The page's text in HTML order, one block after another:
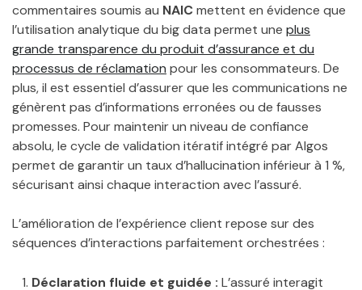
commentaires soumis au NAICmettent en évidence que
l’utilisation analytique du big data permet une plus
grande transparence du produit d’assurance et du
processus de réclamation pour les consommateurs. De
plus, il est essentiel d’assurer que les communications ne
génèrent pas d’informations erronées ou de fausses
promesses. Pour maintenir un niveau de confiance
absolu, le cycle de validation itératif intégré par Algos
permet de garantir un taux d’hallucination inférieur à 1 %,
sécurisant ainsi chaque interaction avec l’assuré.
L’amélioration de l’expérience client repose sur des
séquences d’interactions parfaitement orchestrées :
Déclaration fluide et guidée : L’assuré interagit